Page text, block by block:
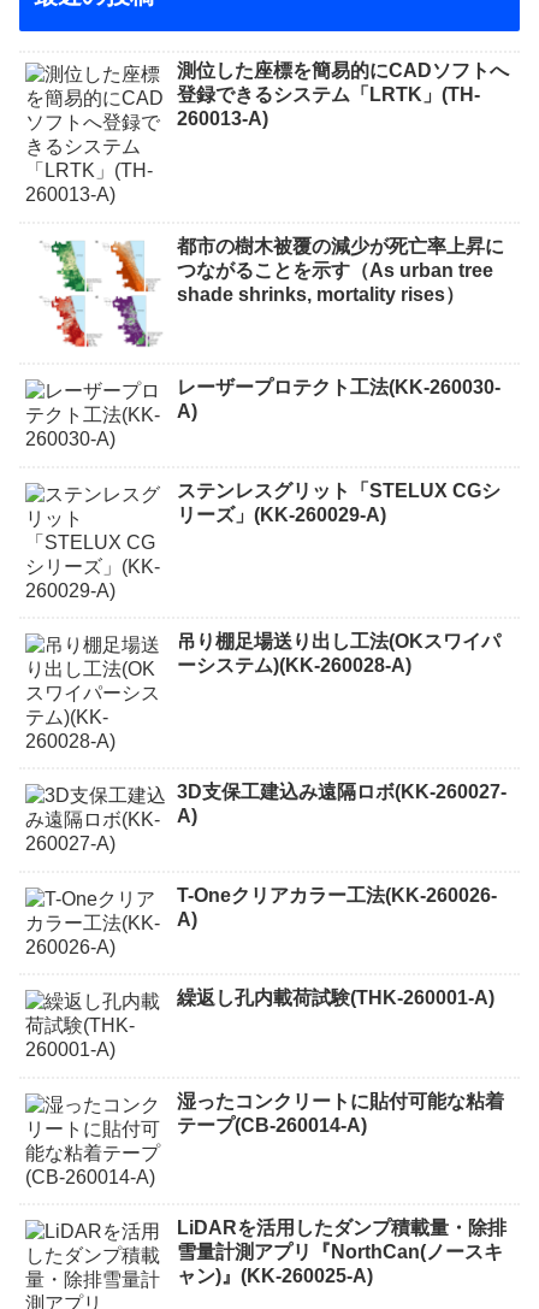
測位した座標を簡易的にCADソフトへ
登録できるシステム「LRTK」(TH-
260013-A)
都市の樹木被覆の減少が死亡率上昇に
つながることを示す（As urban tree
shade shrinks, mortality rises）
レーザープロテクト⼯法(KK-260030-
A)
ステンレスグリット「STELUX CGシ
リーズ」(KK-260029-A)
吊り棚足場送り出し工法(OKスワイパ
ーシステム)(KK-260028-A)
3D支保工建込み遠隔ロボ(KK-260027-
A)
T-Oneクリアカラー工法(KK-260026-
A)
繰返し孔内載荷試験(THK-260001-A)
湿ったコンクリートに貼付可能な粘着
テープ(CB-260014-A)
LiDARを活用したダンプ積載量・除排
雪量計測アプリ『NorthCan(ノースキ
ャン)』(KK-260025-A)